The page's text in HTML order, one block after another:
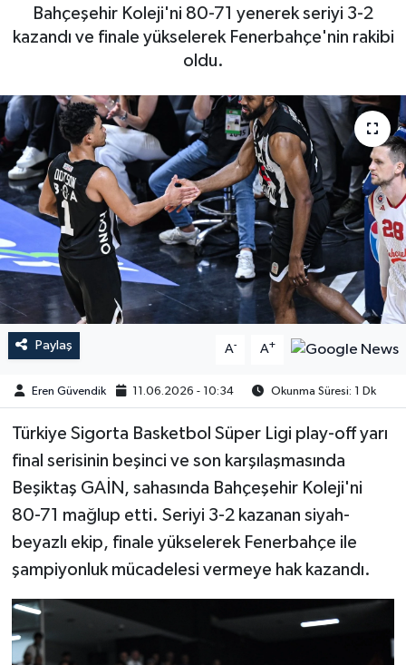
Bahçeşehir Koleji'ni 80-71 yenerek seriyi 3-2
kazandı ve finale yükselerek Fenerbahçe'nin rakibi
oldu.
Paylaş A- A+
Eren Güvendik 11.06.2026 - 10:34 Okunma Süresi: 1 Dk
Türkiye Sigorta Basketbol Süper Ligi play-off yarı
final serisinin beşinci ve son karşılaşmasında
Beşiktaş GAİN, sahasında Bahçeşehir Koleji'ni
80-71 mağlup etti. Seriyi 3-2 kazanan siyah-
beyazlı ekip, finale yükselerek Fenerbahçe ile
şampiyonluk mücadelesi vermeye hak kazandı.